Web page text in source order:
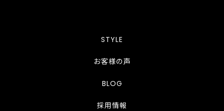
STYLE
お客様の声
BLOG
採用情報